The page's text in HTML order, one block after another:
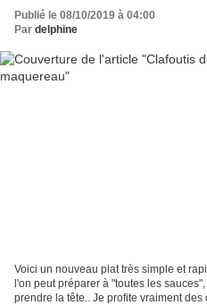
Publié le 08/10/2019 à 04:00
Par delphine
Voici un nouveau plat très simple et
l'on peut préparer à "toutes les
prendre la tête.. Je profite vraiment des